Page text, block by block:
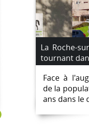
La Roche-
tournant
plus de 75
Face à
de la
ans dans le